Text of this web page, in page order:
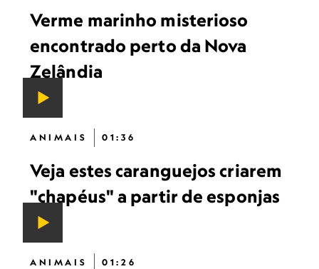
Verme marinho misterioso
encontrado perto da Nova
Zelândia
ANIMAIS 01:36
Veja estes caranguejos criarem
"chapéus" a partir de esponjas
ANIMAIS 01:26